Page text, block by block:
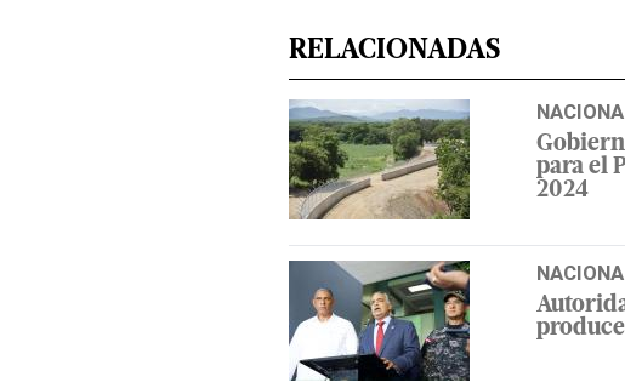
RELACIONADAS
para el
2024